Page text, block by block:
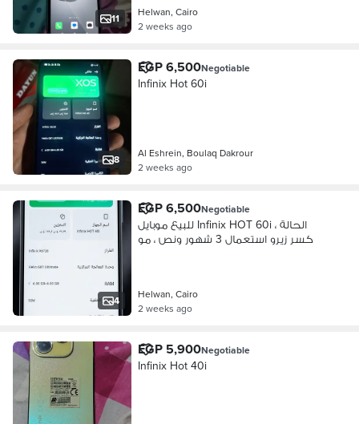
11
Helwan, Cairo
2 weeks ago
8
EGP 6,500Negotiable
Infinix Hot 60i
Al Eshrein, Boulaq Dakrour
2 weeks ago
4
EGP 6,500Negotiable
للبيع موبايل Infinix HOT 60i ، الحالة
كسر زيرو استعمال 3 شهور ونص ، مو
Helwan, Cairo
2 weeks ago
EGP 5,900Negotiable
Infinix Hot 40i